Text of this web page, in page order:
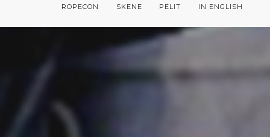
ROPECON SKENE PELIT IN ENGLISH